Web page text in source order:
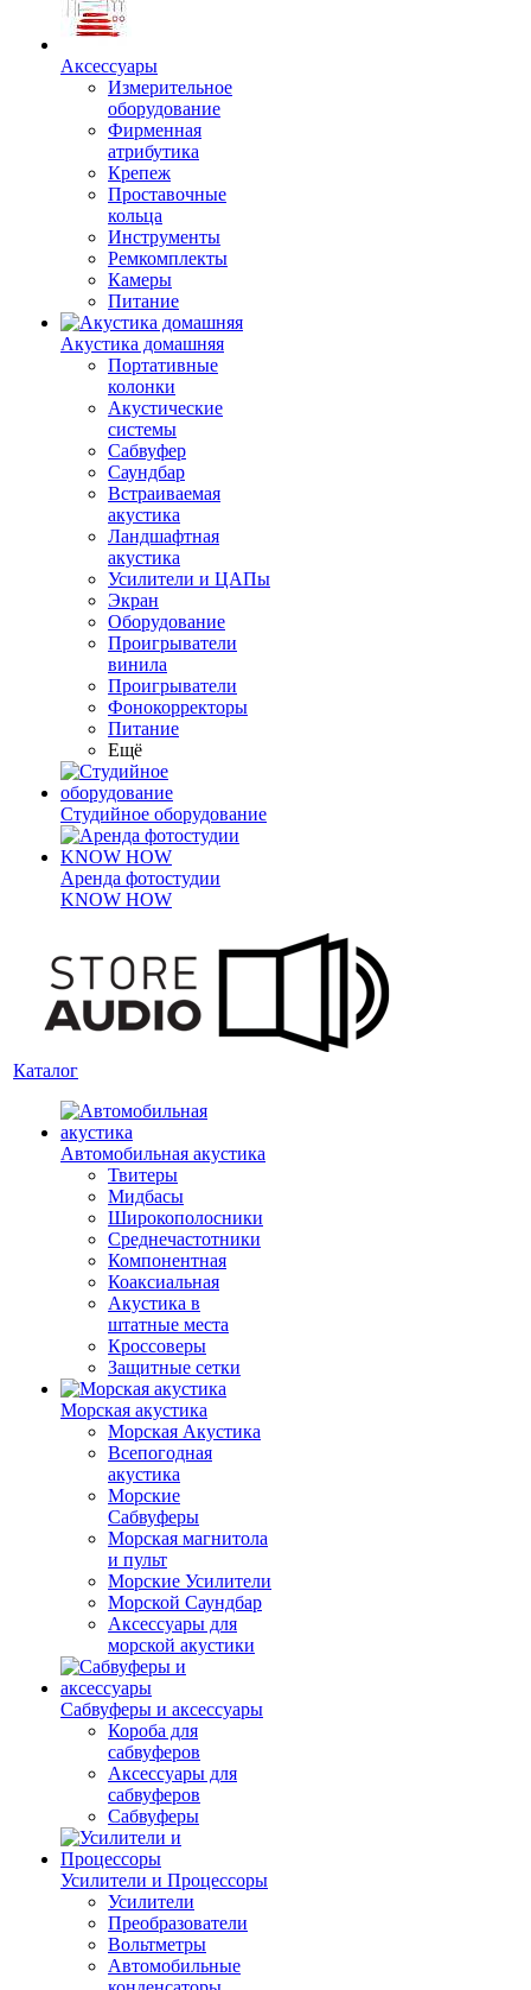
Аксессуары
Измерительное
оборудование
Фирменная
атрибутика
Крепеж
Проставочные
кольца
Инструменты
Ремкомплекты
Камеры
Питание
Акустика домашняя
Портативные
колонки
Акустические
системы
Сабвуфер
Саундбар
Встраиваемая
акустика
Ландшафтная
акустика
Усилители и ЦАПы
Экран
Оборудование
Проигрыватели
винила
Проигрыватели
Фонокорректоры
Питание
Ещё
Студийное оборудование
Аренда фотостудии
KNOW HOW
Каталог
Автомобильная акустика
Твитеры
Мидбасы
Широкополосники
Среднечастотники
Компонентная
Коаксиальная
Акустика в
штатные места
Кроссоверы
Защитные сетки
Морская акустика
Морская Акустика
Всепогодная
акустика
Морские
Сабвуферы
Морская магнитола
и пульт
Морские Усилители
Морской Cаундбар
Аксессуары для
морской акустики
Сабвуферы и аксессуары
Короба для
сабвуферов
Аксессуары для
сабвуферов
Сабвуферы
Усилители и Процессоры
Усилители
Преобразователи
Вольтметры
Автомобильные